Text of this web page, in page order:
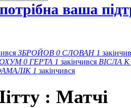
ваша
ЗБРОЙОВ 0 СЛОВАН 1
0 ГЕРТА 1 закінчився ВІСЛА K
1 закінчився
: Матчi